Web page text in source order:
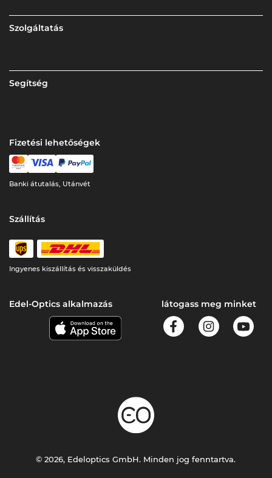
Szolgáltatás
Segítség
Fizetési lehetőségek
Banki átutalás, Utánvét
Szállítás
Ingyenes kiszállítás és visszaküldés
Edel-Optics alkalmazás látogass meg minket
© 2026, Edeloptics GmbH. Minden jog fenntartva.